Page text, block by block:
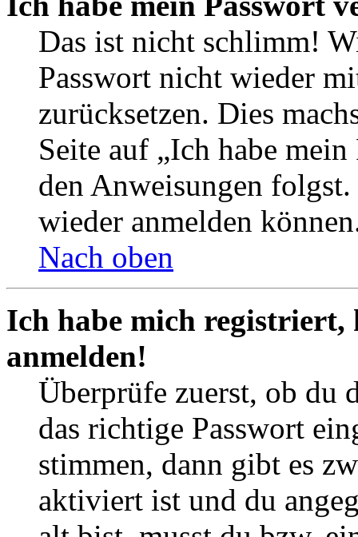
Das ist nicht schlimm!
Passwort nicht wieder
zurücksetzen. Dies
Seite auf „Ich habe
den Anweisungen
wieder anmelden
Nach oben
Ich habe mich
anmelden!
Überprüfe zuerst, ob du
das richtige Passwort
stimmen, dann gibt es
aktiviert ist und du